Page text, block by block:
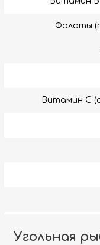
Фолаты
Витамин C
Угольная